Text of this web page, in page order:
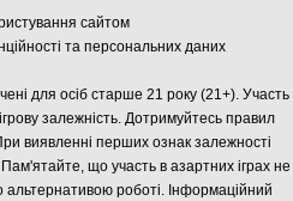
сайтом
та персональних даних
для осіб старше 21 року (21+). Участь
залежність. Дотримуйтесь правил
виявленні перших ознак залежності
що участь в азартних іграх не
роботі. Інформаційний